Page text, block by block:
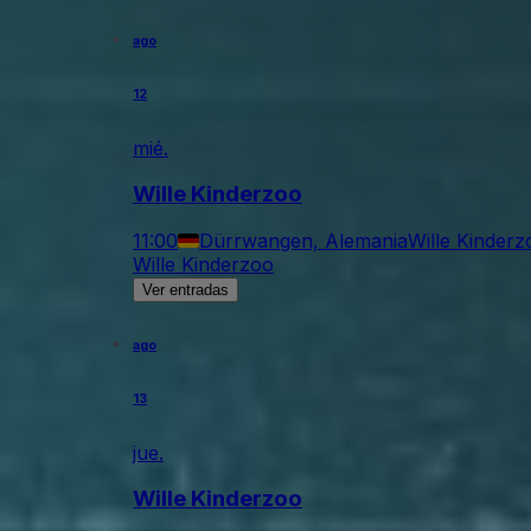
ago
12
mié.
Wille Kinderzoo
11:00 Dürrwangen, AlemaniaWille
Wille Kinderzoo
Ver entradas
ago
13
jue.
Wille Kinderzoo